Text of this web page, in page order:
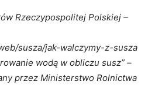
Rzeczypospolitej Polskiej –
susza/jak-walczymy-z-susza
wodą w obliczu susz” –
przez Ministerstwo Rolnictwa